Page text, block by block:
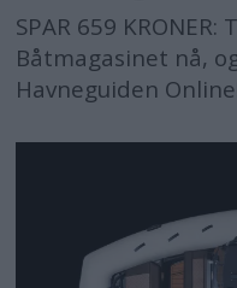
SPAR 659
Båtmagasinet nå,
Havneguiden